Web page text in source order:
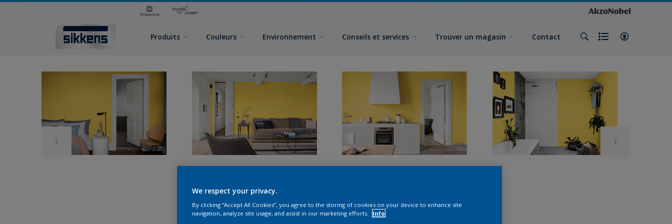
Produits Couleurs Environnement Conseils et services Trouver un magasin Contact
We respect your privacy.
By clicking “Accept All Cookies”, you agree to the storing of cookies on your device to enhance site
navigation, analyze site usage, and assist in our marketing efforts.
Info